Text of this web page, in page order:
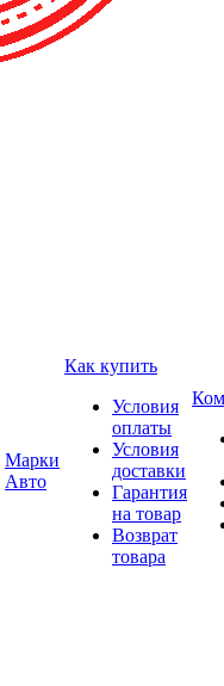
Марки
Авто
Как купить
Условия
оплаты
Условия
доставки
Гарантия
на товар
Возврат
товара